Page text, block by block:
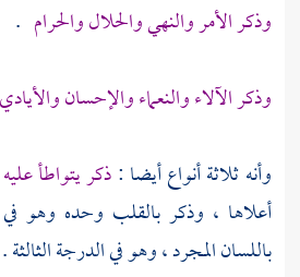
وذكر الأمر والنهي والحلال والحرام .
وذكر الآلاء والنعماء والإحسان والأيادي
وأنه ثلاثة أنواع أيضا :ذكر يتواطأ
أعلاها ، وذكر بالقلب وحده وهو في
باللسان المجرد ، وهو في الدرجة الثالثة .